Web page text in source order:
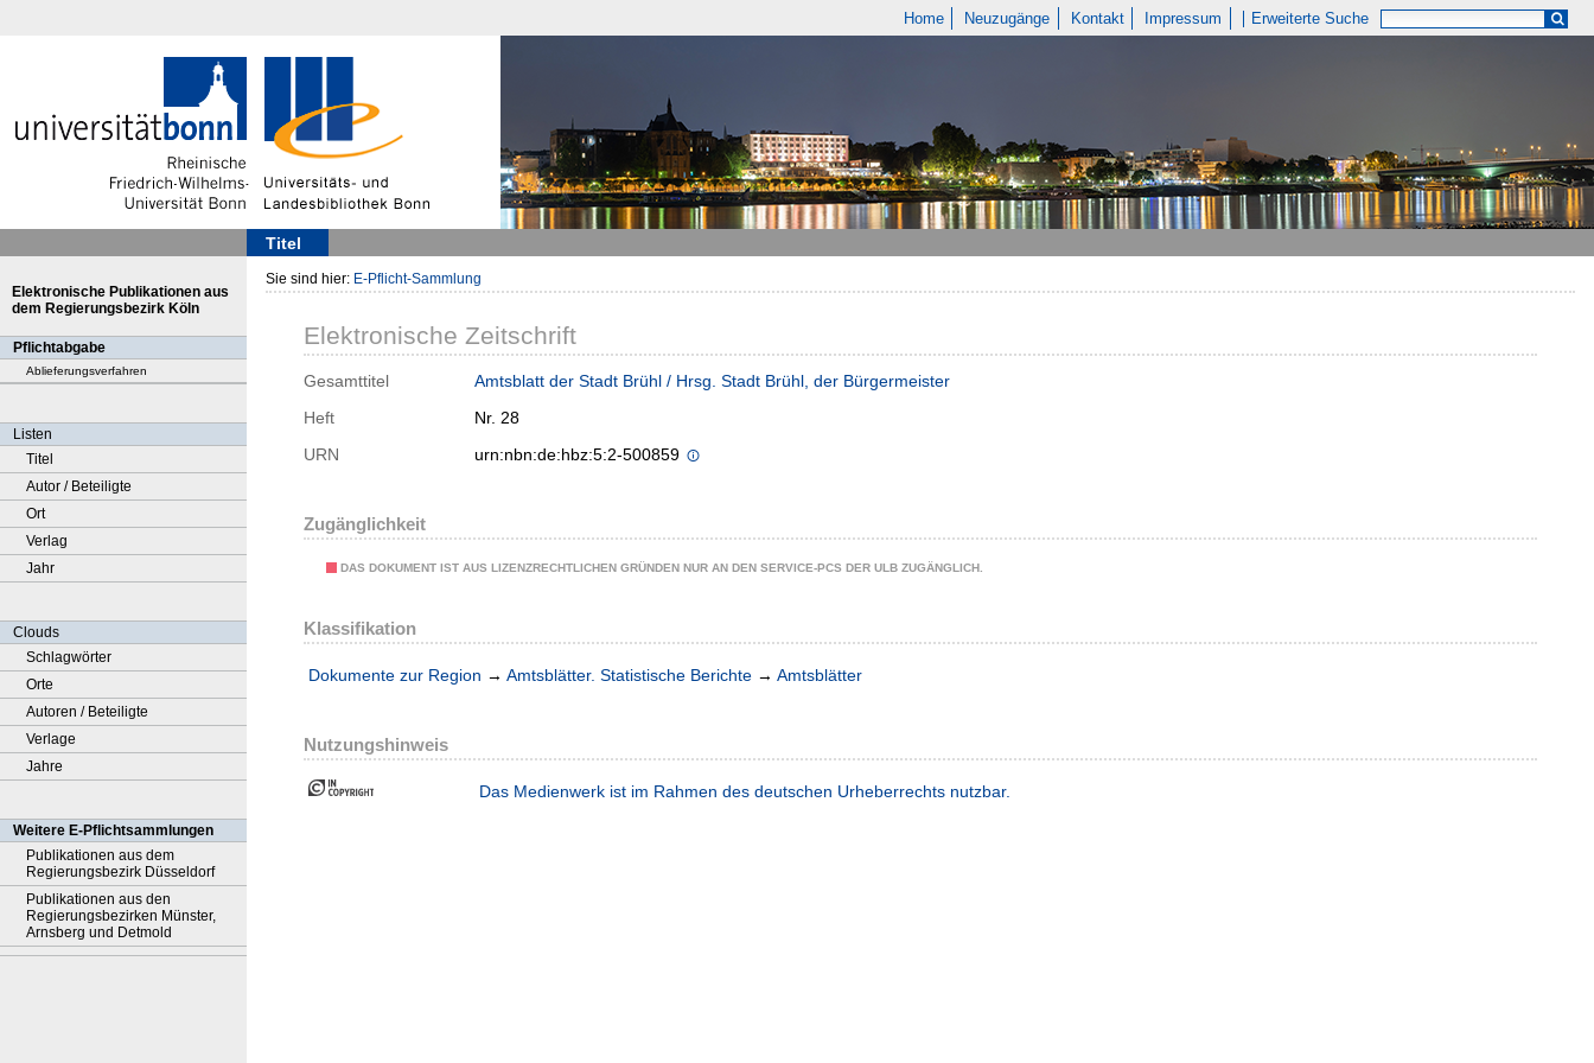
Home Neuzugänge Kontakt Impressum Erweiterte Suche
Titel
Elektronische Publikationen aus
dem Regierungsbezirk Köln
Pflichtabgabe
Ablieferungsverfahren
Listen
Titel
Autor / Beteiligte
Ort
Verlag
Jahr
Clouds
Schlagwörter
Orte
Autoren / Beteiligte
Verlage
Jahre
Weitere E-Pflichtsammlungen
Publikationen aus dem
Regierungsbezirk Düsseldorf
Publikationen aus den
Regierungsbezirken Münster,
Arnsberg und Detmold
Sie sind hier: E-Pflicht-Sammlung
Elektronische Zeitschrift
Gesamttitel
Amtsblatt der Stadt Brühl / Hrsg. Stadt Brühl, der Bürgermeister
Heft
Nr. 28
URN
urn:nbn:de:hbz:5:2-500859
Zugänglichkeit
DAS DOKUMENT IST AUS LIZENZRECHTLICHEN GRÜNDEN NUR AN DEN SERVICE-PCS DER ULB ZUGÄNGLICH.
Klassifikation
Dokumente zur Region → Amtsblätter. Statistische Berichte → Amtsblätter
Nutzungshinweis
Das Medienwerk ist im Rahmen des deutschen Urheberrechts nutzbar.